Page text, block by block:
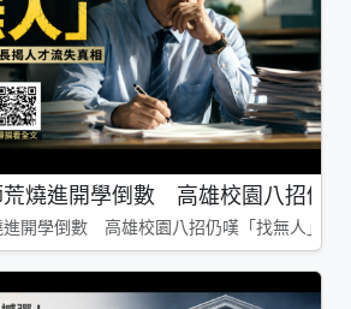
荒燒進開學倒數 高雄校園八招仍
開學倒數 高雄校園八招仍嘆「找無人」